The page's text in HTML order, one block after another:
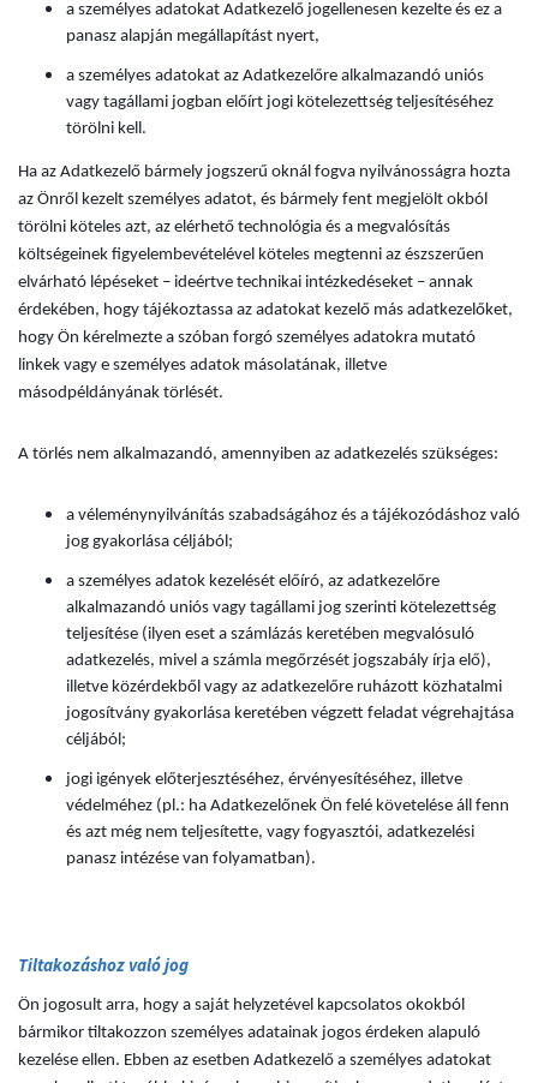
a személyes adatokat Adatkezelő jogellenesen kezelte és ez a
panasz alapján megállapítást nyert,
a személyes adatokat az Adatkezelőre alkalmazandó uniós
vagy tagállami jogban előírt jogi kötelezettség teljesítéséhez
törölni kell.
Ha az Adatkezelő bármely jogszerű oknál fogva nyilvánosságra hozta
az Önről kezelt személyes adatot, és bármely fent megjelölt okból
törölni köteles azt, az elérhető technológia és a megvalósítás
költségeinek figyelembevételével köteles megtenni az észszerűen
elvárható lépéseket – ideértve technikai intézkedéseket – annak
érdekében, hogy tájékoztassa az adatokat kezelő más adatkezelőket,
hogy Ön kérelmezte a szóban forgó személyes adatokra mutató
linkek vagy e személyes adatok másolatának, illetve
másodpéldányának törlését.
A törlés nem alkalmazandó, amennyiben az adatkezelés szükséges:
a véleménynyilvánítás szabadságához és a tájékozódáshoz való
jog gyakorlása céljából;
a személyes adatok kezelését előíró, az adatkezelőre
alkalmazandó uniós vagy tagállami jog szerinti kötelezettség
teljesítése (ilyen eset a számlázás keretében megvalósuló
adatkezelés, mivel a számla megőrzését jogszabály írja elő),
illetve közérdekből vagy az adatkezelőre ruházott közhatalmi
jogosítvány gyakorlása keretében végzett feladat végrehajtása
céljából;
jogi igények előterjesztéséhez, érvényesítéséhez, illetve
védelméhez (pl.: ha Adatkezelőnek Ön felé követelése áll fenn
és azt még nem teljesítette, vagy fogyasztói, adatkezelési
panasz intézése van folyamatban).
Tiltakozáshoz való jog
Ön jogosult arra, hogy a saját helyzetével kapcsolatos okokból
bármikor tiltakozzon személyes adatainak jogos érdeken alapuló
kezelése ellen. Ebben az esetben Adatkezelő a személyes adatokat